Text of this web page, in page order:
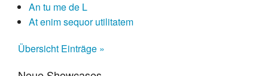
An tu me de L
At enim sequor utilitatem
Übersicht Einträge »